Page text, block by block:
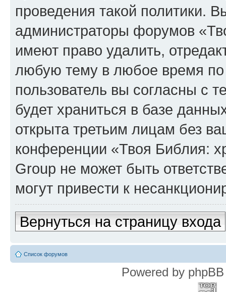
проведения такой политики.
администраторы форумов
имеют право удалить,
любую тему в любое время
пользователь вы согласны с
будет храниться в базе
открыта третьим лицам без
конференции «Твоя Библия:
Group не может быть
могут привести к
Вернуться на страницу входа
Список форумов
Powered by